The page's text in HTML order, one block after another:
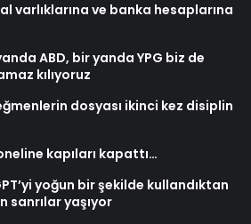
varlıklarına ve banka hesaplarına
ABD, bir yanda YPG biz de
kılıyoruz
dosyası ikinci kez disiplin
kapıları kapattı…
yoğun bir şekilde kullandıktan
sanrılar yaşıyor